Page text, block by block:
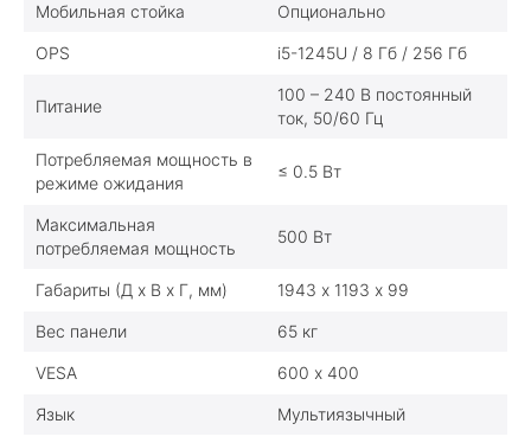
Мобильная стойка Опционально
OPS i5-1245U / 8 Гб / 256 Гб
Питание
100 – 240 В постоянный
ток, 50/60 Гц
Потребляемая мощность в
режиме ожидания
≤ 0.5 Вт
Максимальная
потребляемая мощность
500 Вт
Габариты (Д х В х Г, мм) 1943 х 1193 х 99
Вес панели 65 кг
VESA 600 х 400
Язык Мультиязычный